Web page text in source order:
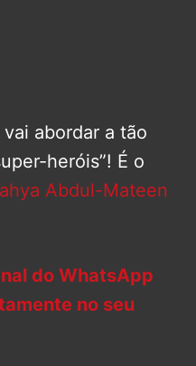
abordar a tão
heróis”! É o
Abdul-Mateen
do WhatsApp
no seu